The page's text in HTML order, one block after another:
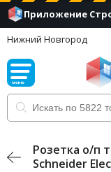
Приложение
Нижний Новгород
Розетка о/п
Schneider